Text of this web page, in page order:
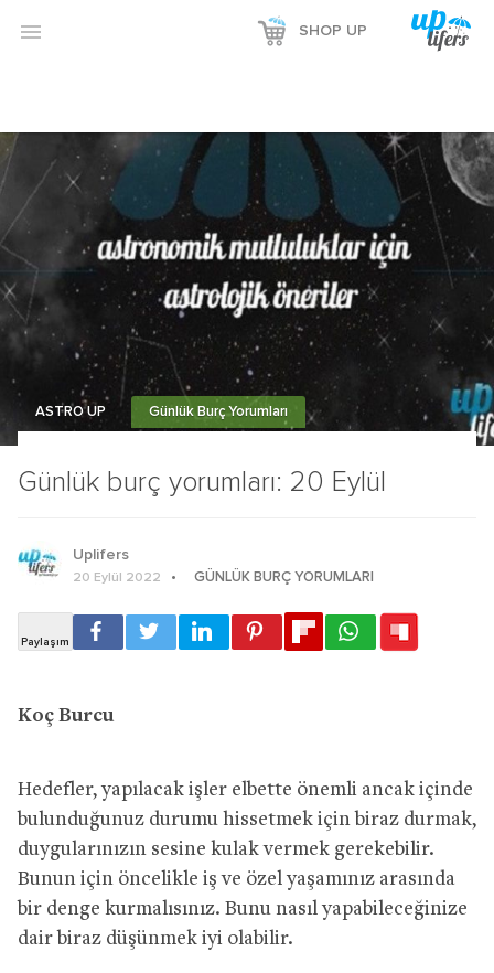
 SHOP UP
Günlük burç yorumları: 20 Eylül
ASTRO UP Günlük Burç Yorumları
Uplifers
20 Eylül 2022 GÜNLÜK BURÇ YORUMLARI
Koç Burcu
Hedefler, yapılacak işler elbette önemli ancak içinde
bulunduğunuz durumu hissetmek için biraz durmak,
duygularınızın sesine kulak vermek gerekebilir.
Bunun için öncelikle iş ve özel yaşamınız arasında
bir denge kurmalısınız. Bunu nasıl yapabileceğinize
dair biraz düşünmek iyi olabilir.